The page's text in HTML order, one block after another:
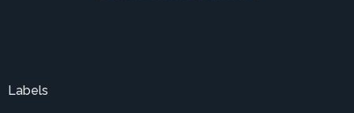
Labels